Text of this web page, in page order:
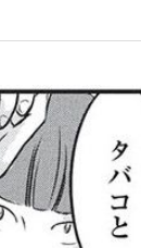
「クマが悪者